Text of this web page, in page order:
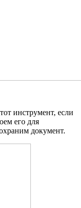
инструмент, если
его для
документ.